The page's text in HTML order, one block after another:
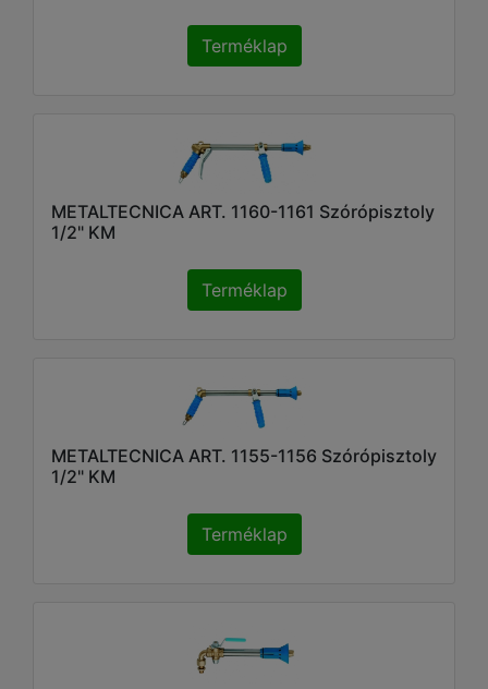
Terméklap
METALTECNICA ART. 1160-1161 Szórópisztoly
1/2" KM
Terméklap
METALTECNICA ART. 1155-1156 Szórópisztoly
1/2" KM
Terméklap